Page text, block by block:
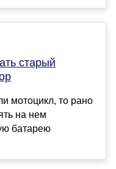
старый
мотоцикл, то рано
на нем
батарею